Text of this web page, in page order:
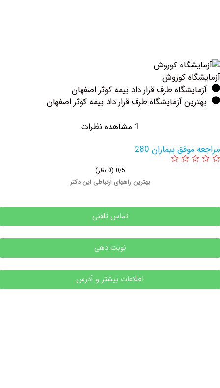
کوروش
طرف قرار داد بیمه کوثر اصفهان
آزمایشگاه طرف قرار داد بیمه کوثر اصفهان
بیماران 280
بهترین راههای ارتباطی این دکتر
تماس تلفنی
نوبت دهی
اطلاعات بیشتر و آدرس